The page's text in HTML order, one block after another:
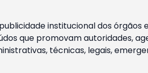
institucional dos
que promovam autoridades,
técnicas, legais,